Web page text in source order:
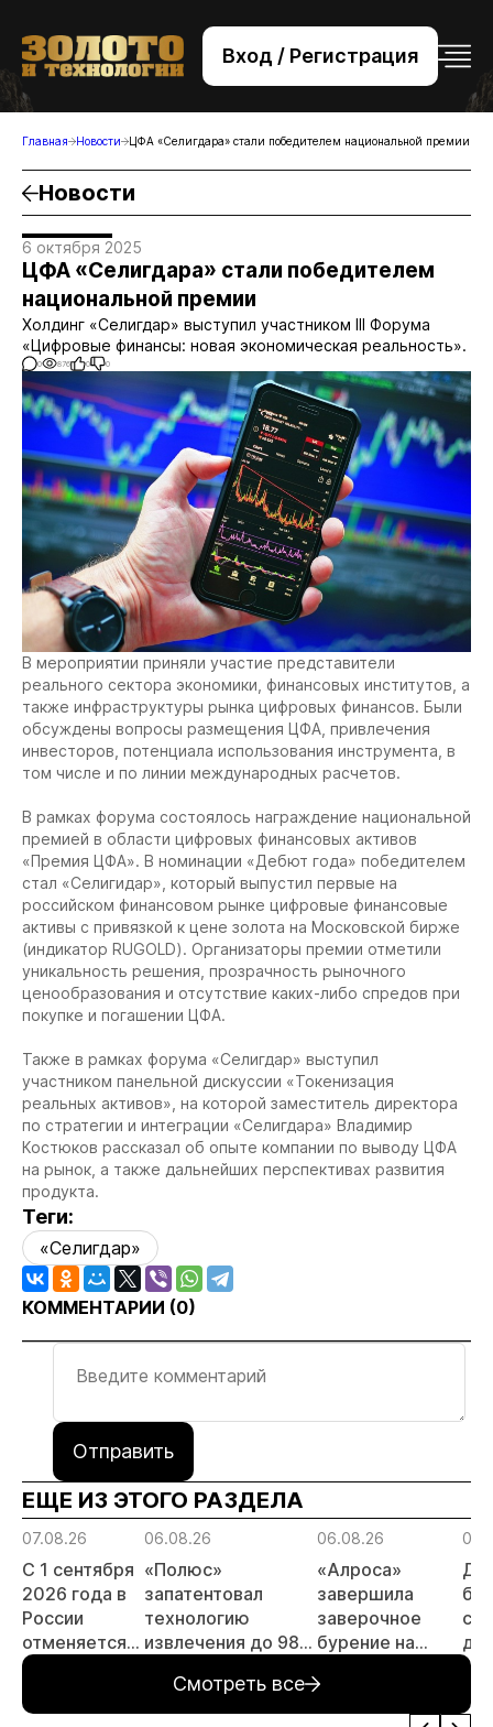
Вход / Регистрация
+7 (495) 221-76-32
bsv@zolteh.ru
Главная Новости ЦФА «Селигдара» стали победителем национальной премии
Новости
6 октября 2025
ЦФА «Селигдара» стали победителем
национальной премии
Холдинг «Селигдар» выступил участником III Форума
«Цифровые финансы: новая экономическая реальность».
0 876 0 0
В мероприятии приняли участие представители
реального сектора экономики, финансовых институтов, а
также инфраструктуры рынка цифровых финансов. Были
обсуждены вопросы размещения ЦФА, привлечения
инвесторов, потенциала использования инструмента, в
том числе и по линии международных расчетов.
В рамках форума состоялось награждение национальной
премией в области цифровых финансовых активов
«Премия ЦФА». В номинации «Дебют года» победителем
стал «Селигидар», который выпустил первые на
российском финансовом рынке цифровые финансовые
активы с привязкой к цене золота на Московской бирже
(индикатор RUGOLD). Организаторы премии отметили
уникальность решения, прозрачность рыночного
ценообразования и отсутствие каких-либо спредов при
покупке и погашении ЦФА.
Также в рамках форума «Селигдар» выступил
участником панельной дискуссии «Токенизация
реальных активов», на которой заместитель директора
по стратегии и интеграции «Селигдара» Владимир
Костюков рассказал об опыте компании по выводу ЦФА
на рынок, а также дальнейших перспективах развития
продукта.
Теги:
«Селигдар»
КОММЕНТАРИИ (0)
Отправить
ЕЩЕ ИЗ ЭТОГО РАЗДЕЛА
07.08.26
С 1 сентября
2026 года в
России
отменяется
заявительный
россыпи:
06.08.26
«Полюс»
запатентовал
технологию
извлечения до 98%
металлургического
шлака
06.08.26
«Алроса»
завершила
заверочное
бурение на
месторождении
Дегдекан
Смотреть все